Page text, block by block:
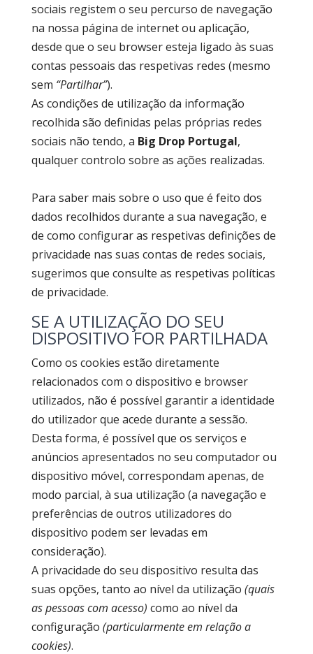
sociais registem o seu percurso de navegação
na nossa página de internet ou aplicação,
desde que o seu browser esteja ligado às suas
contas pessoais das respetivas redes (mesmo
sem “Partilhar”).
As condições de utilização da informação
recolhida são definidas pelas próprias redes
sociais não tendo, a Big Drop Portugal,
qualquer controlo sobre as ações realizadas.
Para saber mais sobre o uso que é feito dos
dados recolhidos durante a sua navegação, e
de como configurar as respetivas definições de
privacidade nas suas contas de redes sociais,
sugerimos que consulte as respetivas políticas
de privacidade.
SE A UTILIZAÇÃO DO SEU
DISPOSITIVO FOR PARTILHADA
Como os cookies estão diretamente
relacionados com o dispositivo e browser
utilizados, não é possível garantir a identidade
do utilizador que acede durante a sessão.
Desta forma, é possível que os serviços e
anúncios apresentados no seu computador ou
dispositivo móvel, correspondam apenas, de
modo parcial, à sua utilização (a navegação e
preferências de outros utilizadores do
dispositivo podem ser levadas em
consideração).
A privacidade do seu dispositivo resulta das
suas opções, tanto ao nível da utilização (quais
as pessoas com acesso) como ao nível da
configuração (particularmente em relação a
cookies).